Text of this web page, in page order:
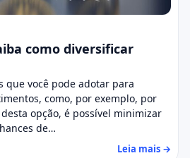
como diversificar
que você pode adotar para
como, por exemplo, por
opção, é possível minimizar
de…
Leia mais →